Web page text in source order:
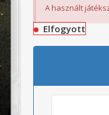
A használt
Elfogyott